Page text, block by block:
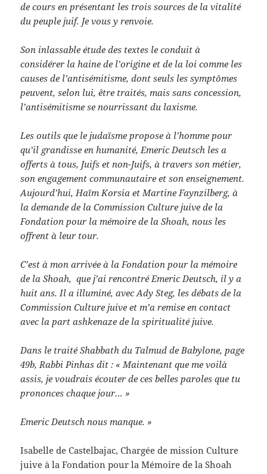
de cours en présentant les trois sources de la vitalité
du peuple juif. Je vous y renvoie.
Son inlassable étude des textes le conduit à
considérer la haine de l’origine et de la loi comme les
causes de l’antisémitisme, dont seuls les symptômes
peuvent, selon lui, être traités, mais sans concession,
l’antisémitisme se nourrissant du laxisme.
Les outils que le judaïsme propose à l’homme pour
qu’il grandisse en humanité, Emeric Deutsch les a
offerts à tous, Juifs et non-Juifs, à travers son métier,
son engagement communautaire et son enseignement.
Aujourd’hui, Haïm Korsia et Martine Faynzilberg, à
la demande de la Commission Culture juive de la
Fondation pour la mémoire de la Shoah, nous les
offrent à leur tour.
C’est à mon arrivée à la Fondation pour la mémoire
de la Shoah, que j’ai rencontré Emeric Deutsch, il y a
huit ans. Il a illuminé, avec Ady Steg, les débats de la
Commission Culture juive et m’a remise en contact
avec la part ashkenaze de la spiritualité juive.
Dans le traité Shabbath du Talmud de Babylone, page
49b, Rabbi Pinhas dit : « Maintenant que me voilà
assis, je voudrais écouter de ces belles paroles que tu
prononces chaque jour… »
Emeric Deutsch nous manque. »
Isabelle de Castelbajac, Chargée de mission Culture
juive à la Fondation pour la Mémoire de la Shoah